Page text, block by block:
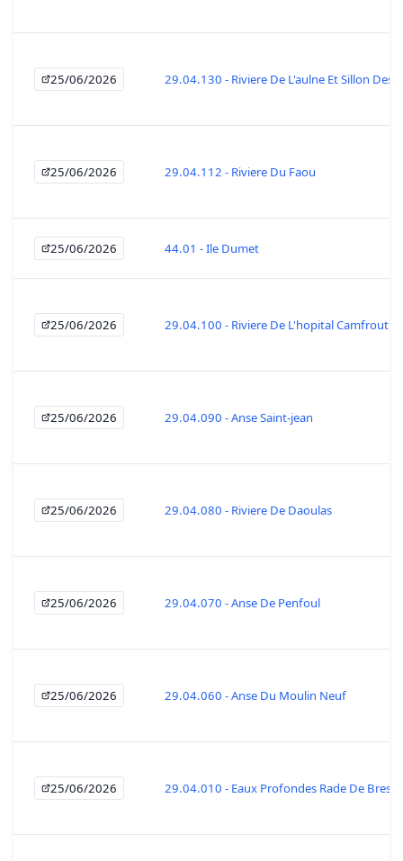
25/06/2026 29.04.130 - Riviere De L'aulne Et Sillon Des
25/06/2026 29.04.112 - Riviere Du Faou
25/06/2026 44.01 - Ile Dumet
25/06/2026 29.04.100 - Riviere De L'hopital Camfrout
25/06/2026 29.04.090 - Anse Saint-jean
25/06/2026 29.04.080 - Riviere De Daoulas
25/06/2026 29.04.070 - Anse De Penfoul
25/06/2026 29.04.060 - Anse Du Moulin Neuf
25/06/2026 29.04.010 - Eaux Profondes Rade De Brest